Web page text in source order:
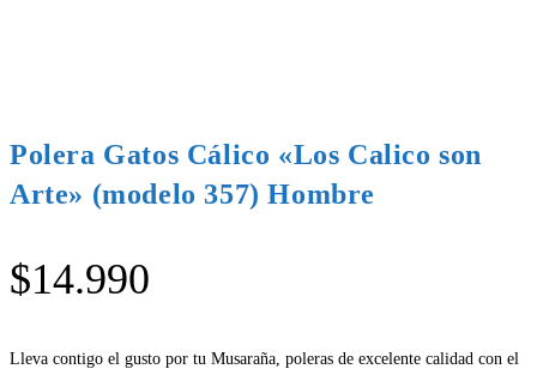
Polera Gatos Cálico «Los Calico son
Arte» (modelo 357) Hombre
$14.990
Lleva contigo el gusto por tu Musaraña, poleras de excelente calidad con el